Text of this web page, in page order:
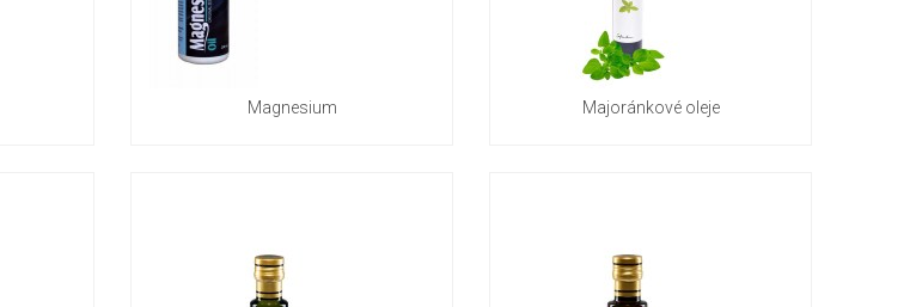
Magnesium Majoránkové oleje